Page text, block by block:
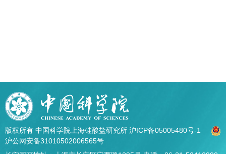
版权所有 中国科学院上海硅酸盐研究所 沪ICP备05005480号-1
沪公网安备31010502006565号